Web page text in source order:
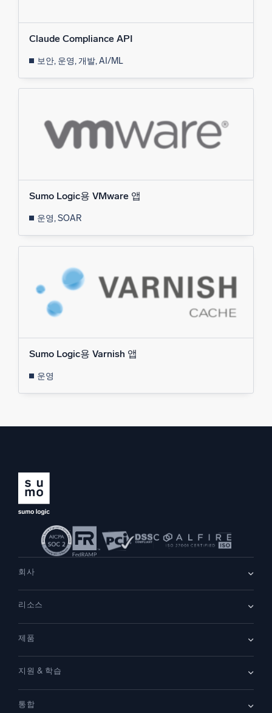
Claude Compliance API
보안, 운영, 개발, AI/ML
Sumo Logic용 VMware 앱
운영, SOAR
Sumo Logic용 Varnish 앱
운영
회사
채용 채용 중
리더십
뉴스룸
문의하기
리소스
고객 사례
데모
제품
SIEM
보안을 위한 로그
모니터링 및 문제 해결
지원 & 학습
커뮤니티
통합